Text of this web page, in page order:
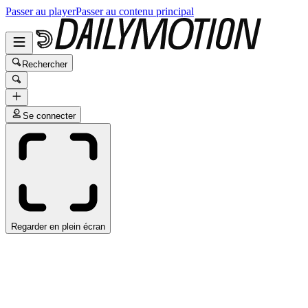
Passer au playerPasser au contenu principal
Rechercher
Se connecter
Regarder en plein écran